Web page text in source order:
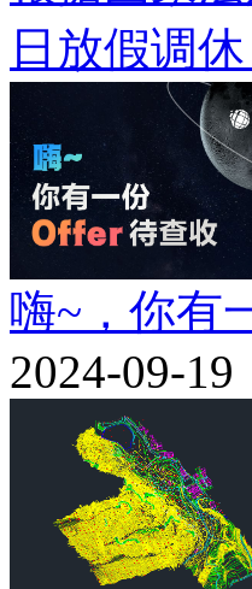
日放假调
嗨~，你有
2024-09-19